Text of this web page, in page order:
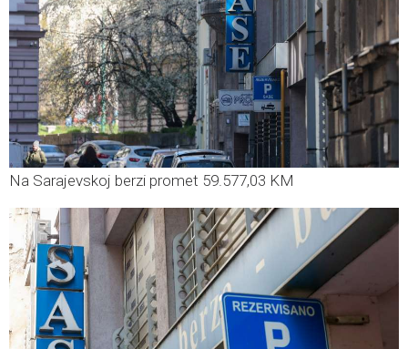
Na Sarajevskoj berzi promet 59.577,03 KM